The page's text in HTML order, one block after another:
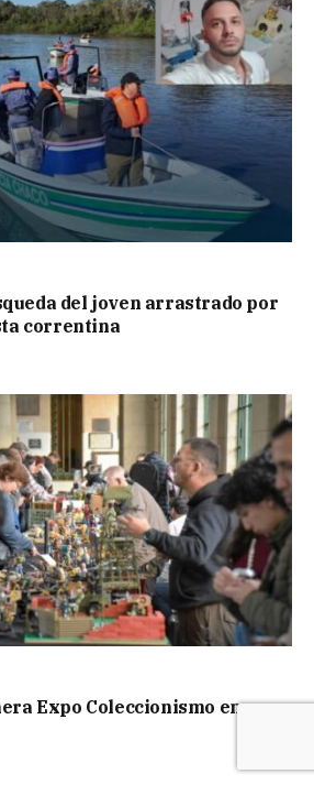
del joven arrastrado por
correntina
Expo Coleccionismo en